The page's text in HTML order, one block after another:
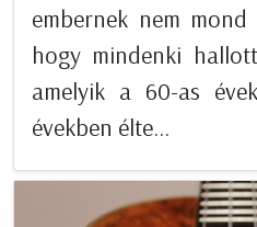
embernek nem
hogy mindenki
amelyik a 60-as
években élte...